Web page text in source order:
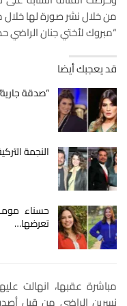
من خلال نشر صورة لها خلال
“مبروك لأختي جنان الراضي
قد يعجبك أيضا
“صدقة
النجمة
حسناء
تعرضها…
مباشرة عقبها، انهالت
نسرين الراضي من قبل